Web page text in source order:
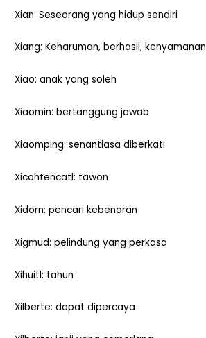
Xian: Seseorang yang hidup sendiri
Xiang: Keharuman, berhasil, kenyamanan
Xiao: anak yang soleh
Xiaomin: bertanggung jawab
Xiaomping: senantiasa diberkati
Xicohtencatl: tawon
Xidorn: pencari kebenaran
Xigmud: pelindung yang perkasa
Xihuitl: tahun
Xilberte: dapat dipercaya